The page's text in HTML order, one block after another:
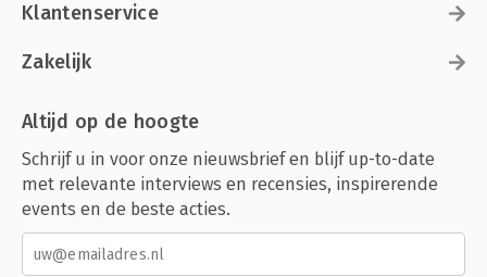
Klantenservice
Zakelijk
Altijd op de hoogte
Schrijf u in voor onze nieuwsbrief en blijf up-to-date
met relevante interviews en recensies, inspirerende
events en de beste acties.